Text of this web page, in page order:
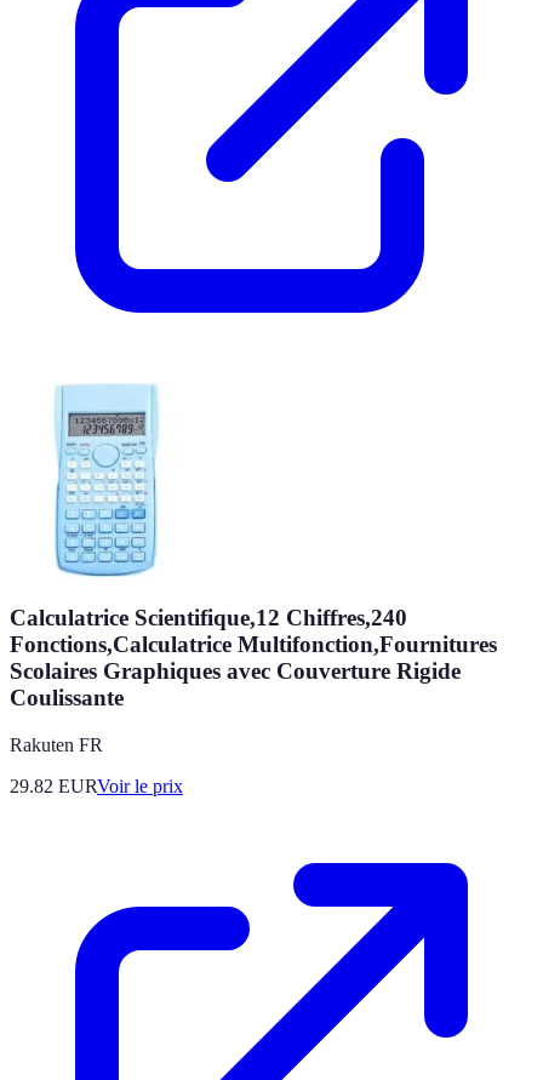
Calculatrice Scientifique,12 Chiffres,240
Fonctions,Calculatrice Multifonction,Fournitures
Scolaires Graphiques avec Couverture Rigide
Coulissante
Rakuten FR
29.82 EURVoir le prix